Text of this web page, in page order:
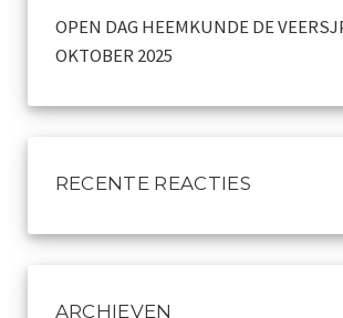
OPEN DAG HEEMKUNDE DE
OKTOBER 2025
RECENTE REACTIES
ARCHIEVEN